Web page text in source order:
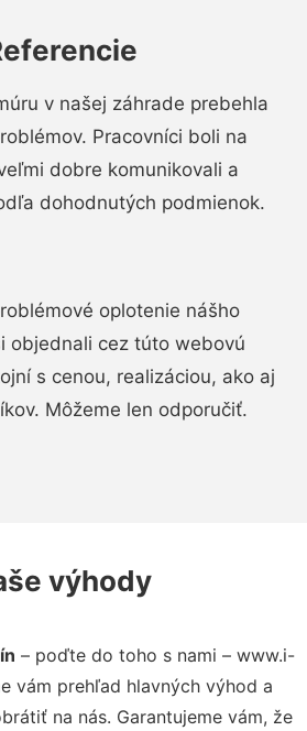
v našej záhrade prebehla
Pracovníci boli na
dobre komunikovali a
dohodnutých podmienok.
oplotenie nášho
objednali cez túto webovú
s cenou, realizáciou, ako aj
Môžeme len odporučiť.
výhody
– poďte do toho s nami – www.i-
vám prehľad hlavných výhod a
na nás. Garantujeme vám, že